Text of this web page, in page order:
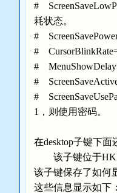
#
耗状态。
#
#
#
#
#
1，则使用密码。
在desktop子键下面
该子键位于
该子键保存了如何
这些信息显示如下